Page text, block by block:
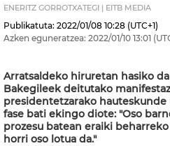
ENERITZ GORROTXATEGI | EITB MEDIA
Publikatuta: 2022/01/08 10:28 (UTC+1)
Azken eguneratzea: 2022/01/10 13:01
Arratsaldeko hiruretan hasiko
Bakegileek deitutako
presidentetzarako
fase bati ekingo diote: "Oso
prozesu batean eraiki
horri oso lotua da."